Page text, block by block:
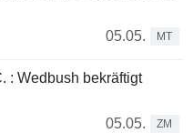
05.05.
MT
: Wedbush bekräftigt
05.05.
ZM